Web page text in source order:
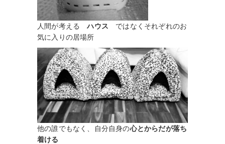
人間が考えるハウス ではなくそれぞれのお
気に入りの居場所
他の誰でもなく、自分自身の心とからだが落ち
着ける